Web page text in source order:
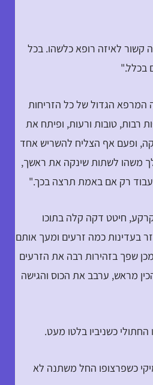
לאיזה רופא כלשהו. בכל
בכלל."
המרפא הגדול של כל הזריחות
רבות, טובות ורעות, ופיתח את
ופעם אף הצליח להשריש אחד
משהו לשתות שינקה את ראשך,
רק אם באמת תרצה בכך."
חיטט דקה קלה בתוכו
בעדינות כמה זרעים ומעך אותם
שפך בזהירות רבה את הזרעים
מראש, ערבב את הכוס והגישה
החתולי כשניביו בלטו מעט.
כשפרצופו החל משתנה לא